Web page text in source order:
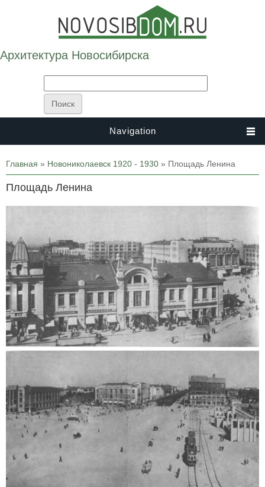
Архитектура Новосибирска
Navigation
Вы здесь
Главная » Новониколаевск 1920 - 1930 » Площадь Ленина
Площадь Ленина